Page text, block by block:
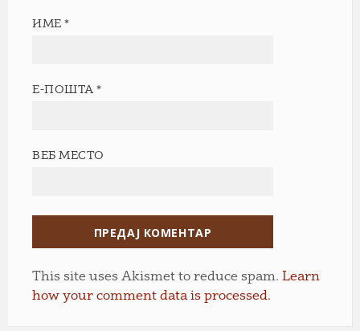
ИМЕ*
Е-ПОШТА*
ВЕБ МЕСТО
This site uses Akismet to reduce spam. Learn
how your comment data is processed.